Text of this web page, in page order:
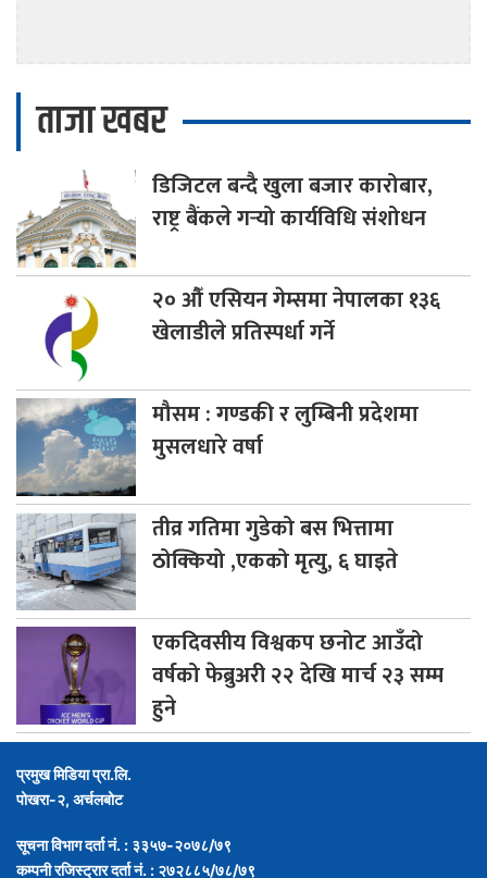
ताजा खबर
डिजिटलबन्दै खुला बजार कारोबार,
राष्ट्र बैंकले गर्‍यो कार्यविधि संशोधन
२०औँ एसियन गेम्समा नेपालका १३६
खेलाडीले प्रतिस्पर्धा गर्ने
मौसम: गण्डकी र लुम्बिनी प्रदेशमा
मुसलधारे वर्षा
तीव्रगतिमा गुडेको बस भित्तामा
ठोक्कियो ,एकको मृत्यु, ६ घाइते
एकदिवसीयविश्वकप छनोट आउँदो
वर्षको फेब्रुअरी २२ देखि मार्च २३ सम्म
हुने
प्रमुख मिडिया प्रा.लि.
पोखरा-२, अर्चलबोट
सूचना विभाग दर्ता नं. : ३३५७-२०७८/७९
कम्पनी रजिस्ट्रार दर्ता नं. : २७२८८५/७८/७९